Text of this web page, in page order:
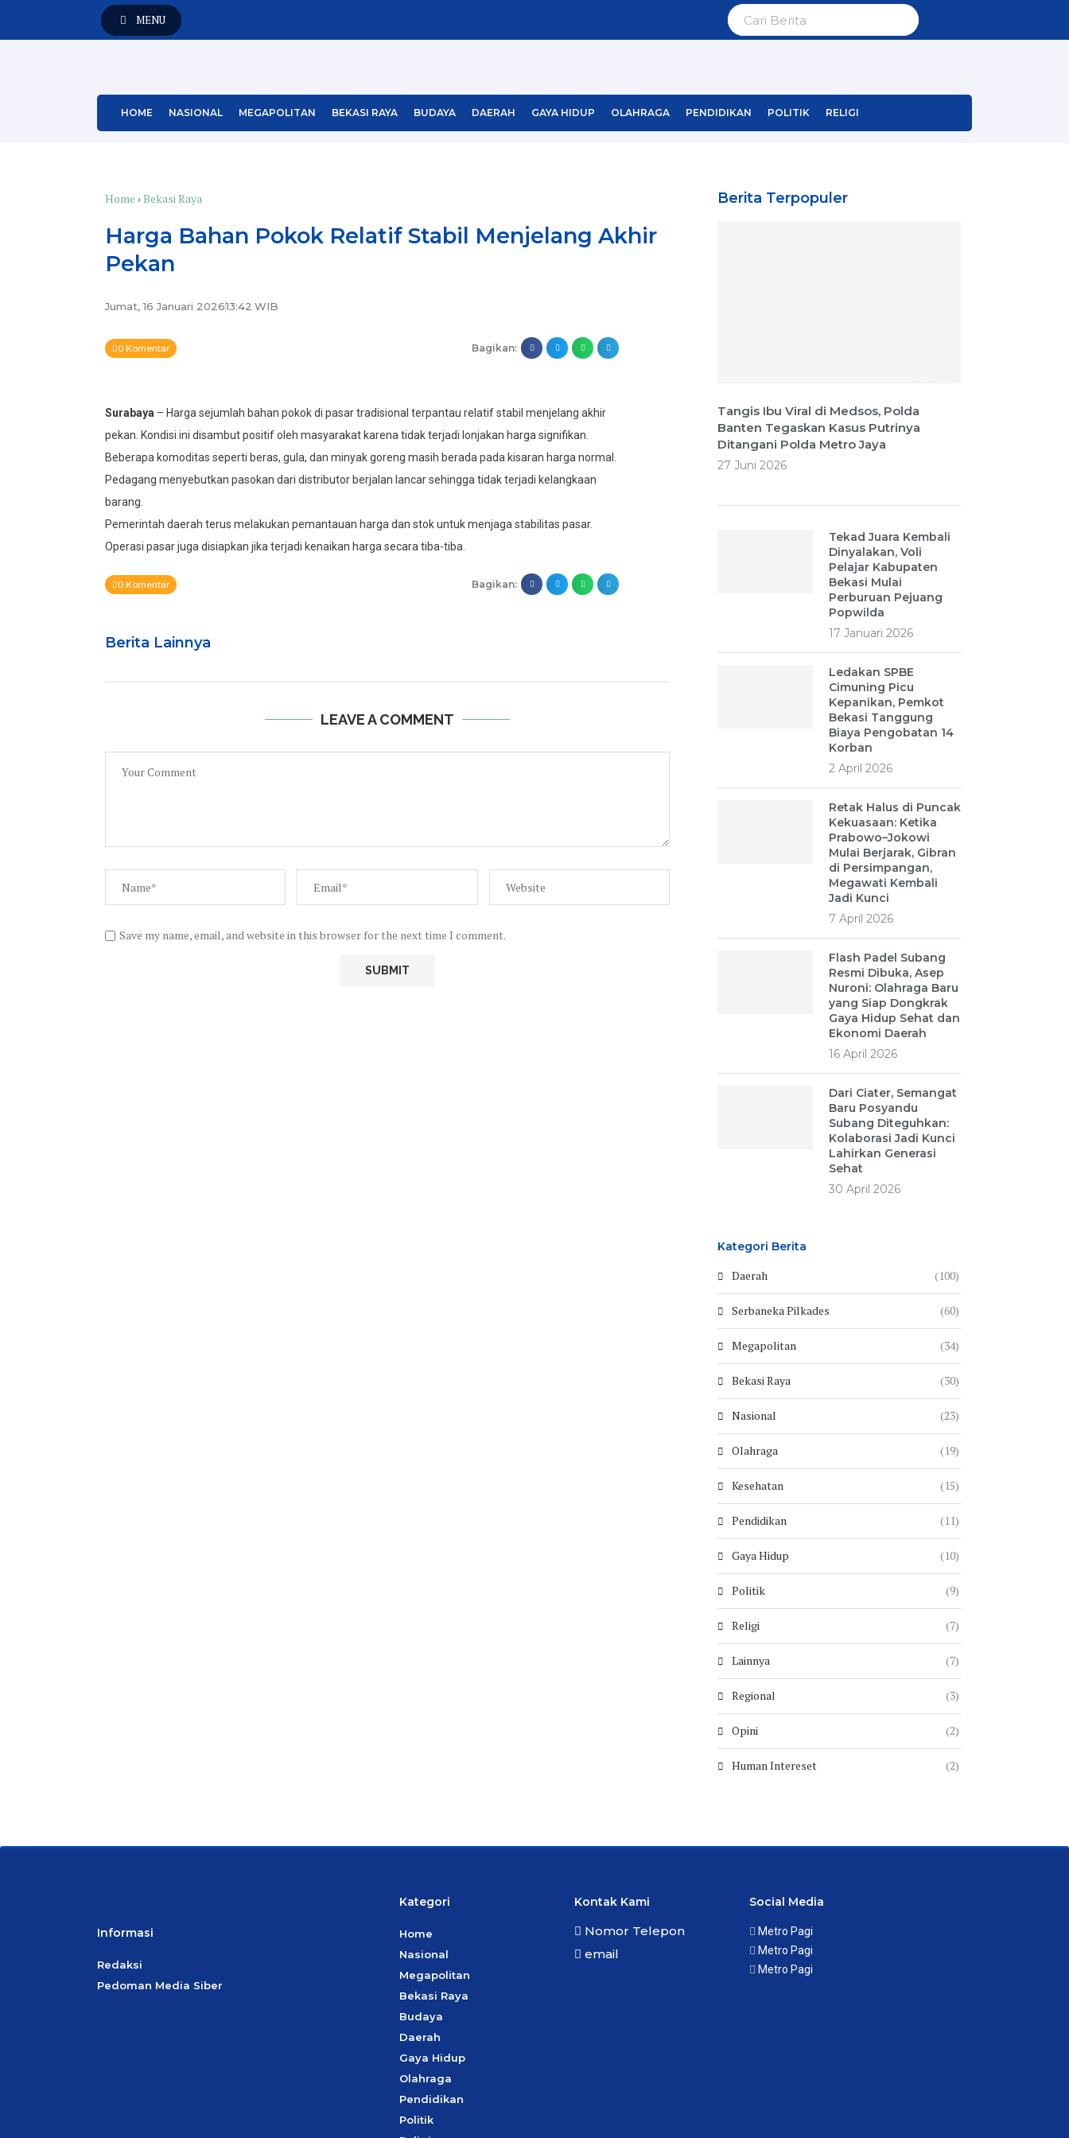
MENU
HOME NASIONAL MEGAPOLITAN BEKASI RAYA BUDAYA DAERAH GAYA HIDUP OLAHRAGA PENDIDIKAN POLITIK RELIGI
Home ›Bekasi Raya
Harga Bahan Pokok Relatif Stabil Menjelang Akhir
Pekan
Jumat, 16 Januari 202613:42 WIB
0 Komentar Bagikan:
Surabaya – Harga sejumlah bahan pokok di pasar tradisional terpantau relatif stabil menjelang akhir
pekan. Kondisi ini disambut positif oleh masyarakat karena tidak terjadi lonjakan harga signifikan.
Beberapa komoditas seperti beras, gula, dan minyak goreng masih berada pada kisaran harga normal.
Pedagang menyebutkan pasokan dari distributor berjalan lancar sehingga tidak terjadi kelangkaan
barang.
Pemerintah daerah terus melakukan pemantauan harga dan stok untuk menjaga stabilitas pasar.
Operasi pasar juga disiapkan jika terjadi kenaikan harga secara tiba-tiba.
0 Komentar Bagikan:
Berita Lainnya
LEAVE A COMMENT
Save my name, email, and website in this browser for the next time I comment.
Berita Terpopuler
Tangis Ibu Viral di Medsos, Polda
Banten Tegaskan Kasus Putrinya
Ditangani Polda Metro Jaya
27 Juni 2026
Tekad Juara Kembali
Dinyalakan, Voli
Pelajar Kabupaten
Bekasi Mulai
Perburuan Pejuang
Popwilda
17 Januari 2026
Ledakan SPBE
Cimuning Picu
Kepanikan, Pemkot
Bekasi Tanggung
Biaya Pengobatan 14
Korban
2 April 2026
Retak Halus di Puncak
Kekuasaan: Ketika
Prabowo–Jokowi
Mulai Berjarak, Gibran
di Persimpangan,
Megawati Kembali
Jadi Kunci
7 April 2026
Flash Padel Subang
Resmi Dibuka, Asep
Nuroni: Olahraga Baru
yang Siap Dongkrak
Gaya Hidup Sehat dan
Ekonomi Daerah
16 April 2026
Dari Ciater, Semangat
Baru Posyandu
Subang Diteguhkan:
Kolaborasi Jadi Kunci
Lahirkan Generasi
Sehat
30 April 2026
Kategori Berita
Daerah (100)
Serbaneka Pilkades (60)
Megapolitan (34)
Bekasi Raya (30)
Nasional (23)
Olahraga (19)
Kesehatan (15)
Pendidikan (11)
Gaya Hidup (10)
Politik (9)
Religi (7)
Lainnya (7)
Regional (3)
Opini (2)
Human Intereset (2)
Informasi
Redaksi
Pedoman Media Siber
Kategori
Home
Nasional
Megapolitan
Bekasi Raya
Budaya
Daerah
Gaya Hidup
Olahraga
Pendidikan
Politik
Kontak Kami
Nomor Telepon
email
Social Media
Metro Pagi
Metro Pagi
Metro Pagi